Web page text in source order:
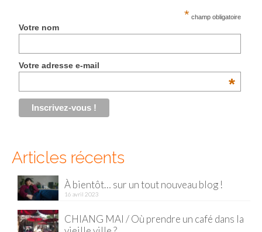
Malaisie
Penang
Vietnam
Baie d’Halong
* champ obligatoire
Votre nom
Votre adresse e-mail
*
Articles récents
À bientôt… sur un tout nouveau blog !
16 avril 2023
CHIANG MAI / Où prendre un café dans la